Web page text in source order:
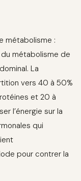
métabolisme :
métabolisme de
La
vers 40 à 50%
et 20 à
l’énergie sur la
qui
pour contrer la